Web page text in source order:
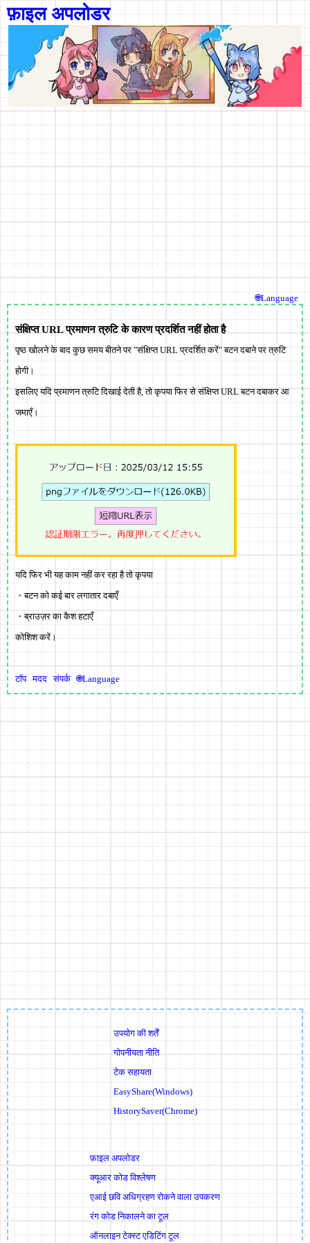
फ़ाइल अपलोडर
संक्षिप्त URL प्रमाणन त्रुटि के कारण प्रदर्शित नहीं होता है
पृष्ठ खोलने के बाद कुछ समय बीतने पर "संक्षिप्त URL प्रदर्शित करें" बटन दबाने पर त्रुटि
होगी।
इसलिए यदि प्रमाणन त्रुटि दिखाई देती है, तो कृपया फिर से संक्षिप्त URL बटन दबाकर आ
जमाएँ।
यदि फिर भी यह काम नहीं कर रहा है तो कृपया
・बटन को कई बार लगातार दबाएँ
・ब्राउज़र का कैश हटाएँ
कोशिश करें।
टॉप मदद संपर्क 🌐Language
🌐Language
उपयोग की शर्तें
गोपनीयता नीति
टेक सहायता
EasyShare(Windows)
HistorySaver(Chrome)
फ़ाइल अपलोडर
क्यूआर कोड विश्लेषण
एआई छवि अधिग्रहण रोकने वाला उपकरण
रंग कोड निकालने का टूल
ऑनलाइन टेक्स्ट एडिटिंग टूल